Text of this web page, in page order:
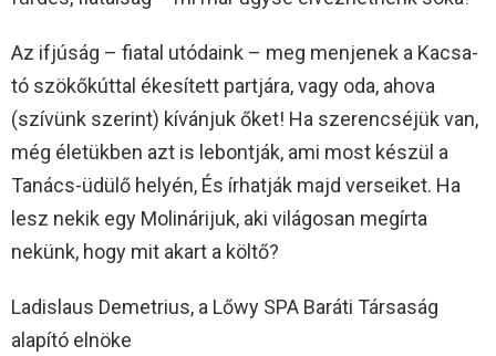
Az ifjúság – fiatal utódaink – meg menjenek a Kacsa-
tó szökőkúttal ékesített partjára, vagy oda, ahova
(szívünk szerint) kívánjuk őket! Ha szerencséjük van,
még életükben azt is lebontják, ami most készül a
Tanács-üdülő helyén, És írhatják majd verseiket. Ha
lesz nekik egy Molinárijuk, aki világosan megírta
nekünk, hogy mit akart a költő?
Ladislaus Demetrius, a Lőwy SPA Baráti Társaság
alapító elnöke